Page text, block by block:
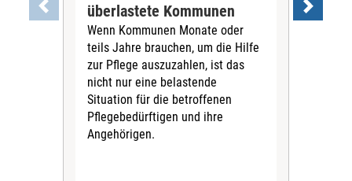
überlastete Kommunen
Wenn Kommunen Monate oder
teils Jahre brauchen, um die Hilfe
zur Pflege auszuzahlen, ist das
nicht nur eine belastende
Situation für die betroffenen
Pflegebedürftigen und ihre
Angehörigen.